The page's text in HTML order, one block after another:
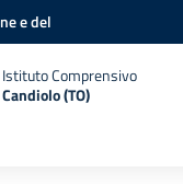
e del
Istituto Comprensivo
Candiolo (TO)